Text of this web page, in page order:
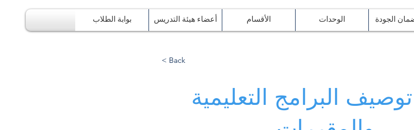
بوابة الطلاب أعضاء هيئة التدريس الأقسام الوحدات الجودة
< Back
البرامج التعليمية